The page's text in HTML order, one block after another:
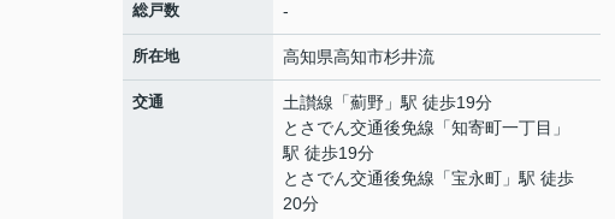
総戸数 -
所在地 高知県高知市杉井流
交通 土讃線 「薊野 」駅 徒歩19分
とさでん交通後免線 「知寄町一丁目 」
駅 徒歩19分
とさでん交通後免線 「宝永町 」駅 徒歩
20分